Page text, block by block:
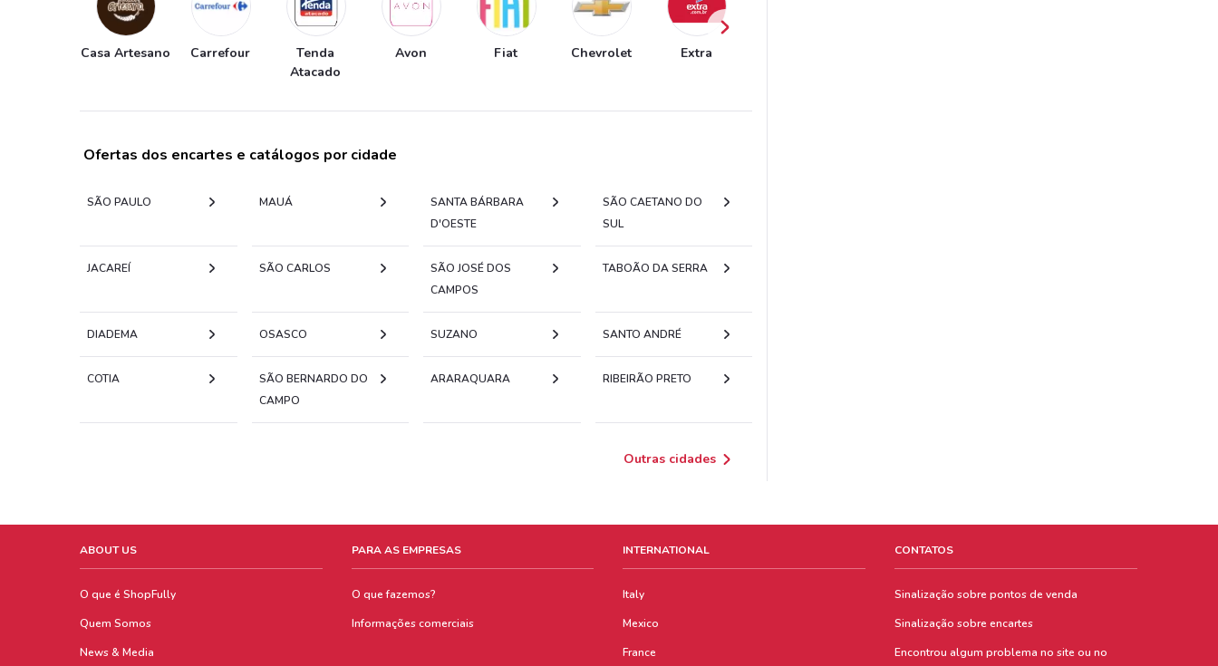
Casa Artesano Carrefour
Tenda
Atacado
Avon Fiat Chevrolet Extra
Ofertas dos encartes e catálogos por cidade
SÃO PAULO MAUÁ
SANTA BÁRBARA
D'OESTE
SÃO CAETANO DO
SUL
JACAREÍ SÃO CARLOS
SÃO JOSÉ DOS
CAMPOS
TABOÃO DA SERRA
DIADEMA OSASCO SUZANO SANTO ANDRÉ
COTIA
SÃO BERNARDO DO
CAMPO
ARARAQUARA RIBEIRÃO PRETO
Outras cidades
ABOUT US
O que é ShopFully
Quem Somos
News & Media
PARA AS EMPRESAS
O que fazemos?
Informações comerciais
INTERNATIONAL
Italy
Mexico
France
CONTATOS
Sinalização sobre pontos de venda
Sinalização sobre encartes
Encontrou algum problema no site ou no